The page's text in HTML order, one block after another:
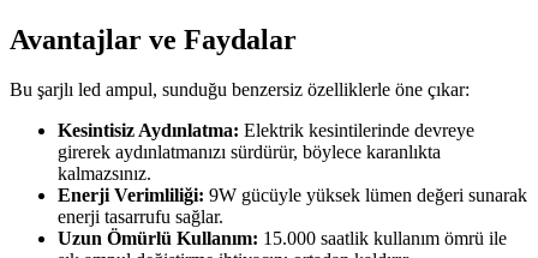
Avantajlar ve Faydalar
Bu şarjlı led ampul, sunduğu benzersiz özelliklerle öne çıkar:
Kesintisiz Aydınlatma: Elektrik kesintilerinde devreye
girerek aydınlatmanızı sürdürür, böylece karanlıkta
kalmazsınız.
Enerji Verimliliği: 9W gücüyle yüksek lümen değeri sunarak
enerji tasarrufu sağlar.
Uzun Ömürlü Kullanım: 15.000 saatlik kullanım ömrü ile